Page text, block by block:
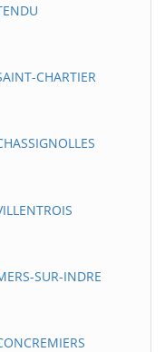
CHARTIER
SUR-INDRE